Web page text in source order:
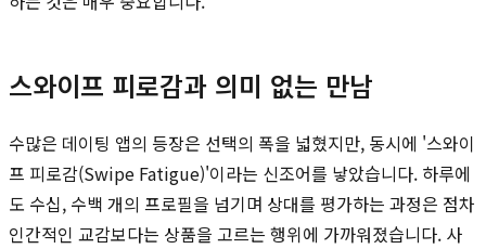
스와이프 피로감과 의미 없는 만남
수많은 데이팅 앱의 등장은 선택의 폭을 넓혔지만, 동시에 '스와이
프 피로감(Swipe Fatigue)'이라는 신조어를 낳았습니다. 하루에
도 수십, 수백 개의 프로필을 넘기며 상대를 평가하는 과정은 점차
인간적인 교감보다는 상품을 고르는 행위에 가까워졌습니다. 사